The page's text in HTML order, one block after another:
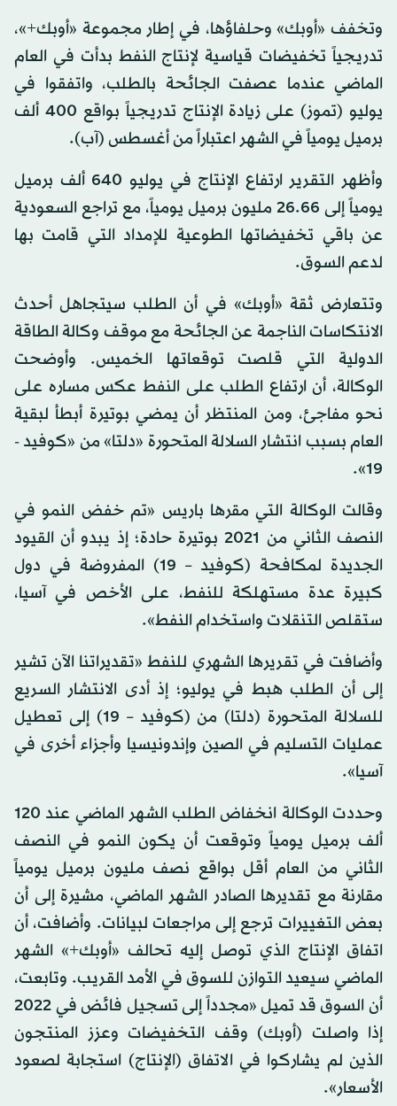
وتخفف «أوبك» وحلفاؤها، في إطار مجموعة «أوبك+»،
تدريجياً تخفيضات قياسية لإنتاج النفط بدأت في العام
الماضي عندما عصفت الجائحة بالطلب، واتفقوا في
يوليو (تموز) على زيادة الإنتاج تدريجياً بواقع 400 ألف
برميل يومياً في الشهر اعتباراً من أغسطس (آب).
وأظهر التقرير ارتفاع الإنتاج في يوليو 640 ألف برميل
يومياً إلى 26.66 مليون برميل يومياً، مع تراجع السعودية
عن باقي تخفيضاتها الطوعية للإمداد التي قامت بها
لدعم السوق.
وتتعارض ثقة «أوبك» في أن الطلب سيتجاهل أحدث
الانتكاسات الناجمة عن الجائحة مع موقف وكالة الطاقة
الدولية التي قلصت توقعاتها الخميس. وأوضحت
الوكالة، أن ارتفاع الطلب على النفط عكس مساره على
نحو مفاجئ، ومن المنتظر أن يمضي بوتيرة أبطأ لبقية
العام بسبب انتشار السلالة المتحورة «دلتا» من «كوفيد -
19».
وقالت الوكالة التي مقرها باريس «تم خفض النمو في
النصف الثاني من 2021 بوتيرة حادة؛ إذ يبدو أن القيود
الجديدة لمكافحة (كوفيد – 19) المفروضة في دول
كبيرة عدة مستهلكة للنفط، على الأخص في آسيا،
ستقلص التنقلات واستخدام النفط».
وأضافت في تقريرها الشهري للنفط «تقديراتنا الآن تشير
إلى أن الطلب هبط في يوليو؛ إذ أدى الانتشار السريع
للسلالة المتحورة (دلتا) من (كوفيد – 19) إلى تعطيل
عمليات التسليم في الصين وإندونيسيا وأجزاء أخرى في
آسيا».
وحددت الوكالة انخفاض الطلب الشهر الماضي عند 120
ألف برميل يومياً وتوقعت أن يكون النمو في النصف
الثاني من العام أقل بواقع نصف مليون برميل يومياً
مقارنة مع تقديرها الصادر الشهر الماضي، مشيرة إلى أن
بعض التغييرات ترجع إلى مراجعات لبيانات. وأضافت، أن
اتفاق الإنتاج الذي توصل إليه تحالف «أوبك+» الشهر
الماضي سيعيد التوازن للسوق في الأمد القريب. وتابعت،
أن السوق قد تميل «مجدداً إلى تسجيل فائض في 2022
إذا واصلت (أوبك) وقف التخفيضات وعزز المنتجون
الذين لم يشاركوا في الاتفاق (الإنتاج) استجابة لصعود
الأسعار».